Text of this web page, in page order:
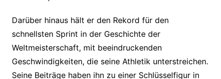
Darüber hinaus hält er den Rekord für den
schnellsten Sprint in der Geschichte der
Weltmeisterschaft, mit beeindruckenden
Geschwindigkeiten, die seine Athletik unterstreichen.
Seine Beiträge haben ihn zu einer Schlüsselfigur in